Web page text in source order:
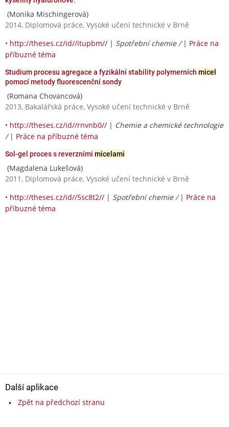
(Monika Mischingerová)
2014, Diplomová práce, Vysoké učení technické v Brně
• http://theses.cz/id//itupbm// | Spotřební chemie / | Práce na
příbuzné téma
Studium procesu agregace a fyzikální stability polymerních micel
pomocí metody fluorescenční sondy
(Romana Chovancová)
2013, Bakalářská práce, Vysoké učení technické v Brně
• http://theses.cz/id//rnvnb0// | Chemie a chemické technologie
/ | Práce na příbuzné téma
Sol-gel proces s reverzními micelami
(Magdalena Lukešová)
2011, Diplomová práce, Vysoké učení technické v Brně
• http://theses.cz/id//5sc8t2// | Spotřební chemie / | Práce na
příbuzné téma
Další aplikace
Zpět na předchozí stranu